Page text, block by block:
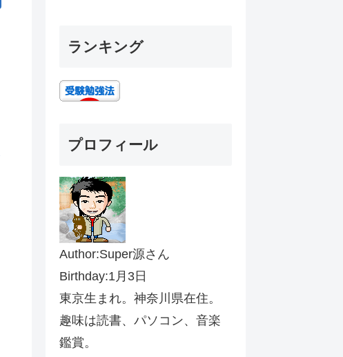
ランキング
プロフィール
Author:Super源さん
Birthday:1月3日
東京生まれ。神奈川県在住。
趣味は読書、パソコン、音楽
鑑賞。